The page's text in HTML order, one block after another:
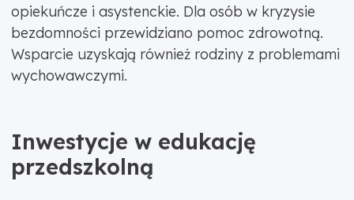
opiekuńcze i asystenckie. Dla osób w kryzysie
bezdomności przewidziano pomoc zdrowotną.
Wsparcie uzyskają również rodziny z problemami
wychowawczymi.
Inwestycje w edukację
przedszkolną